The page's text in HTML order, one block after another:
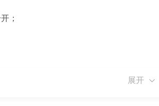
；
取得最后的胜利是十分经典的策略玩法。
展开